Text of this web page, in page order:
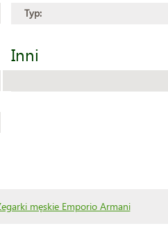
Typ:
Inni
męskie Emporio Armani